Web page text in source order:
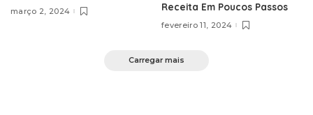
março 2, 2024
Receita Em Poucos Passos
fevereiro 11, 2024
Carregar mais